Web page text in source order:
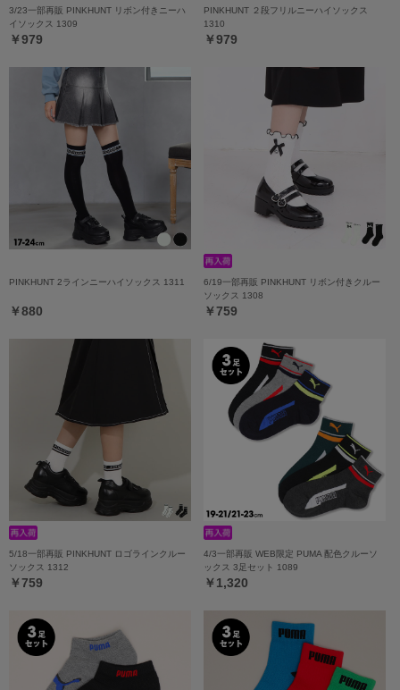
3/23一部再販 PINKHUNT リボン付きニーハ
イソックス 1309
￥979
PINKHUNT ２段フリルニーハイソックス
1310
￥979
PINKHUNT 2ラインニーハイソックス 1311
￥880
6/19一部再販 PINKHUNT リボン付きクルー
ソックス 1308
￥759
5/18一部再販 PINKHUNT ロゴラインクルー
ソックス 1312
￥759
4/3一部再販 WEB限定 PUMA 配色クルーソ
ックス 3足セット 1089
￥1,320